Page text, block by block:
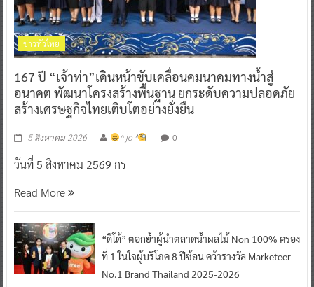
ข่าวทั่วไทย
167 ปี “เจ้าท่า”เดินหน้าขับเคลื่อนคมนาคมทางน้ำสู่
อนาคต พัฒนาโครงสร้างพื้นฐาน ยกระดับความปลอดภัย
สร้างเศรษฐกิจไทยเติบโตอย่างยั่งยืน
5 สิงหาคม 2026 ^ jo ^ 0
วันที่ 5 สิงหาคม 2569 กร
Read More
“ดีโด้” ตอกย้ำผู้นำตลาดน้ำผลไม้ Non 100% ครอง
ที่ 1 ในใจผู้บริโภค 8 ปีซ้อน คว้ารางวัล Marketeer
No.1 Brand Thailand 2025-2026